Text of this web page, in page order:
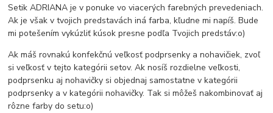
Setik ADRIANA je v ponuke vo viacerých farebných prevedeniach.
Ak je však v tvojich predstavách iná farba, kľudne mi napíš. Bude
mi potešením vykúzliť kúsok presne podľa Tvojich predstáv:o)
Ak máš rovnakú konfekčnú veľkosť podprsenky a nohavičiek, zvoľ
si veľkosť v tejto kategórii setov. Ak nosíš rozdielne veľkosti,
podprsenku aj nohavičky si objednaj samostatne v kategórii
podprsenky a v kategórii nohavičky. Tak si môžeš nakombinovať aj
rôzne farby do setu:o)